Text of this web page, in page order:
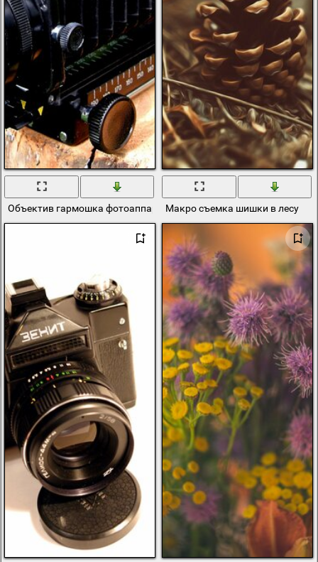
Объектив гармошка фотоаппарата Зенит на пне на фоне травы
Макро съемка шишки в лесу